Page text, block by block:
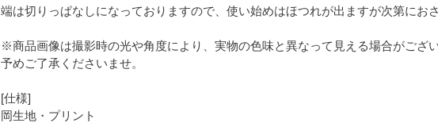
端は切りっぱなしになっておりますので、使い始めはほつれが出ますが次第におさ
※商品画像は撮影時の光や角度により、実物の色味と異なって見える場合がござい
予めご了承くださいませ。
[仕様]
岡生地・プリント